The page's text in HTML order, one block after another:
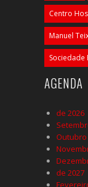
Centro
Manuel
Sociedade
AGENDA
de 2026
Outubro
de 2027